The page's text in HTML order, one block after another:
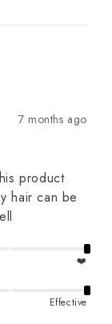
7 months ago
product
hair can be
❤️
Effective